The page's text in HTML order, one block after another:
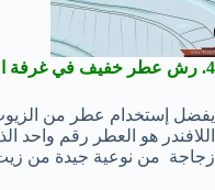
4. رش عطر خفيف في غرفة النوم :
يفضل إستخدام عطر من الزيوت
اللافندر هو العطر رقم
زجاجة من نوعية جيدة من زيت